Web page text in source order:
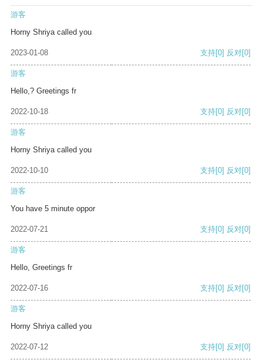
游客
Horny Shriya called you
2023-01-08 支持[0] 反对[0]
游客
Hello,? Greetings fr
2022-10-18 支持[0] 反对[0]
游客
Horny Shriya called you
2022-10-10 支持[0] 反对[0]
游客
You have 5 minute oppor
2022-07-21 支持[0] 反对[0]
游客
Hello, Greetings fr
2022-07-16 支持[0] 反对[0]
游客
Horny Shriya called you
2022-07-12 支持[0] 反对[0]